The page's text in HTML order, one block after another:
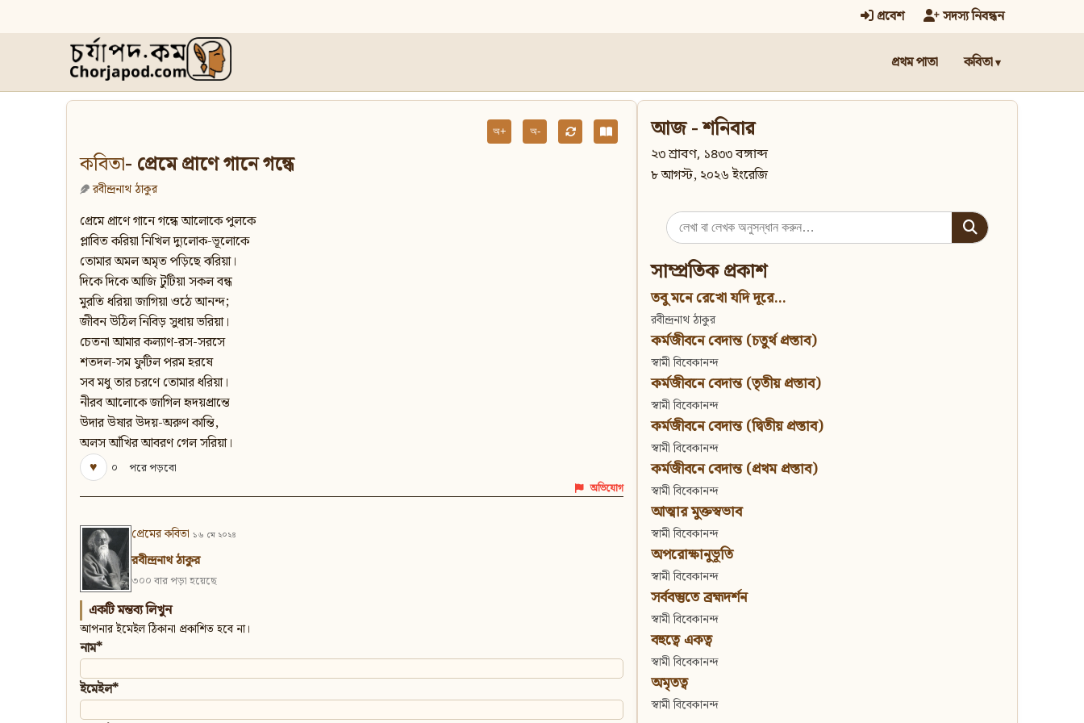
প্রবেশ সদস্য নিবন্ধন
প্রথম পাতা কবিতা
অ+ অ-
কবিতা- প্রেমে প্রাণে গানে গন্ধে
রবীন্দ্রনাথ ঠাকুর
প্রেমে প্রাণে গানে গন্ধে আলোকে পুলকে
প্লাবিত করিয়া নিখিল দ্যুলোক-ভূলোকে
তোমার অমল অমৃত পড়িছে ঝরিয়া।
দিকে দিকে আজি টুটিয়া সকল বন্ধ
মুরতি ধরিয়া জাগিয়া ওঠে আনন্দ;
জীবন উঠিল নিবিড় সুধায় ভরিয়া।
চেতনা আমার কল্যাণ-রস-সরসে
শতদল-সম ফুটিল পরম হরষে
সব মধু তার চরণে তোমার ধরিয়া।
নীরব আলোকে জাগিল হৃদয়প্রান্তে
উদার উষার উদয়-অরুণ কান্তি,
অলস আঁখির আবরণ গেল সরিয়া।
♥
০ পরে পড়বো
অভিযোগ
প্রেমের কবিতা ১৬ মে ২০২৪
রবীন্দ্রনাথ ঠাকুর
৩০০ বার পড়া হয়েছে
একটি মন্তব্য লিখুন
আপনার ইমেইল ঠিকানা প্রকাশিত হবে না।
নাম*
ইমেইল*
আজ - শনিবার
২৩ শ্রাবণ, ১৪৩৩ বঙ্গাব্দ
৮ আগস্ট, ২০২৬ ইংরেজি
Search
for:
সাম্প্রতিক প্রকাশ
তবু মনে রেখো যদি দূরে...
রবীন্দ্রনাথ ঠাকুর
কর্মজীবনে বেদান্ত (চতুর্থ প্রস্তাব)
স্বামী বিবেকানন্দ
কর্মজীবনে বেদান্ত (তৃতীয় প্রস্তাব)
স্বামী বিবেকানন্দ
কর্মজীবনে বেদান্ত (দ্বিতীয় প্রস্তাব)
স্বামী বিবেকানন্দ
কর্মজীবনে বেদান্ত (প্রথম প্রস্তাব)
স্বামী বিবেকানন্দ
আত্মার মুক্তস্বভাব
স্বামী বিবেকানন্দ
অপরোক্ষানুভূতি
স্বামী বিবেকানন্দ
সর্ববস্তুতে ব্রহ্মদর্শন
স্বামী বিবেকানন্দ
বহুত্বে একত্ব
স্বামী বিবেকানন্দ
অমৃতত্ব
স্বামী বিবেকানন্দ